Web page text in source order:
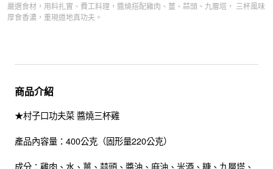
嚴選食材，用料扎實、費工料理，醬燒搭配雞肉、薑、蒜頭、九層塔， 三杯風味
厚食香濃，重現道地真功夫。
商品介紹
★村子口功夫菜 醬燒三杯雞
產品內容量：400公克（固形量220公克）
成分：雞肉、水、薑、蒜頭、醬油、麻油、米酒、糖、九層塔、